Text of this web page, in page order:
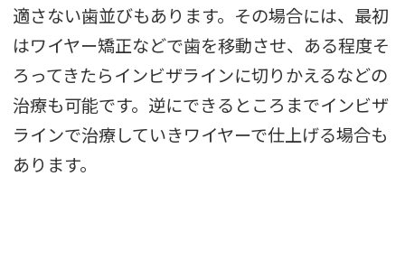
適さない歯並びもあります。その場合には、最初
はワイヤー矯正などで歯を移動させ、ある程度そ
ろってきたらインビザラインに切りかえるなどの
治療も可能です。逆にできるところまでインビザ
ラインで治療していきワイヤーで仕上げる場合も
あります。